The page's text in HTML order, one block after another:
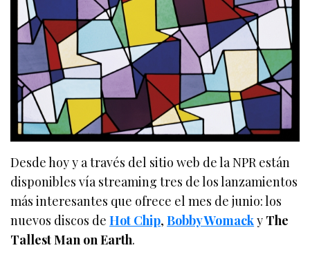
Desde hoy y a través del sitio web de la NPR están
disponibles vía streaming tres de los lanzamientos
más interesantes que ofrece el mes de junio: los
nuevos discos deHot Chip,Bobby Womacky The
Tallest Man on Earth.